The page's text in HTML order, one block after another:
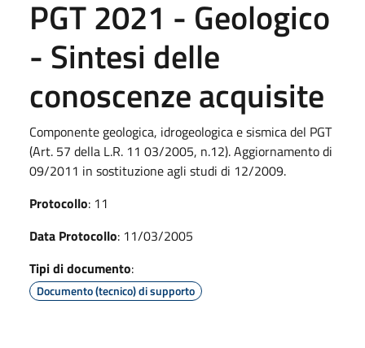
PGT 2021 - Geologico
- Sintesi delle
conoscenze acquisite
Componente geologica, idrogeologica e sismica del PGT
(Art. 57 della L.R. 11 03/2005, n.12). Aggiornamento di
09/2011 in sostituzione agli studi di 12/2009.
Protocollo: 11
Data Protocollo: 11/03/2005
Tipi di documento:
Documento (tecnico) di supporto